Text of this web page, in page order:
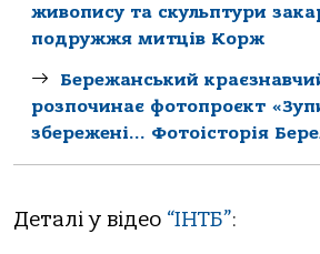
живопису та скульптури
подружжя митців Корж
Бережанський
розпочинає фотопроєкт
збережені… Фотоісторія
Деталі у відео “ІНТБ”: